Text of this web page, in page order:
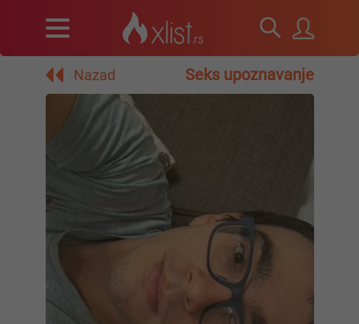
Nazad Seks upoznavanje